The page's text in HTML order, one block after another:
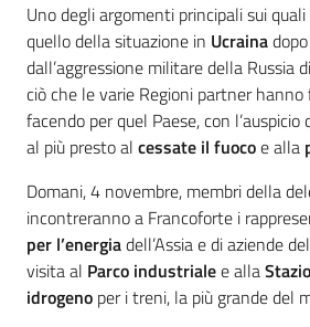
Uno degli argomenti principali sui
quello della situazione in Ucraina
dall’aggressione militare della Russia
ciò che le varie Regioni partner
facendo per quel Paese, con
al più presto al cessate il fuocoe alla
Domani, 4 novembre, membri della
incontreranno a Francoforte i
per l’energiadell’Assia e di aziende
visita al Parco industrialee alla
idrogeno per i treni, la più grande del